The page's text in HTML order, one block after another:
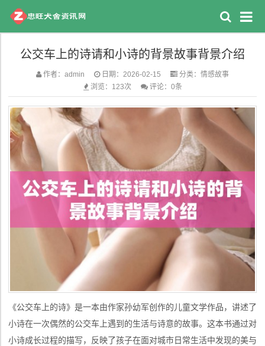
公交车上的诗请和小诗的背景故事背景介绍
作者：admin 日期：2026-02-15 分类： 情感故事
浏览：123次
评论：0条
《公交车上的诗》是一本由作家孙幼军创作的儿童文学作品，讲述了
小诗在一次偶然的公交车上遇到的生活与诗意的故事。这本书通过对
小诗成长过程的描写，反映了孩子在面对城市日常生活中发现的美与